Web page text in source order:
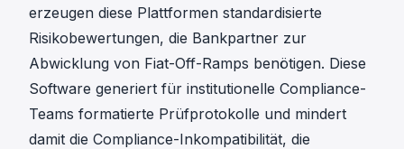
erzeugen diese Plattformen standardisierte
Risikobewertungen, die Bankpartner zur
Abwicklung von Fiat-Off-Ramps benötigen. Diese
Software generiert für institutionelle Compliance-
Teams formatierte Prüfprotokolle und mindert
damit die Compliance-Inkompatibilität, die